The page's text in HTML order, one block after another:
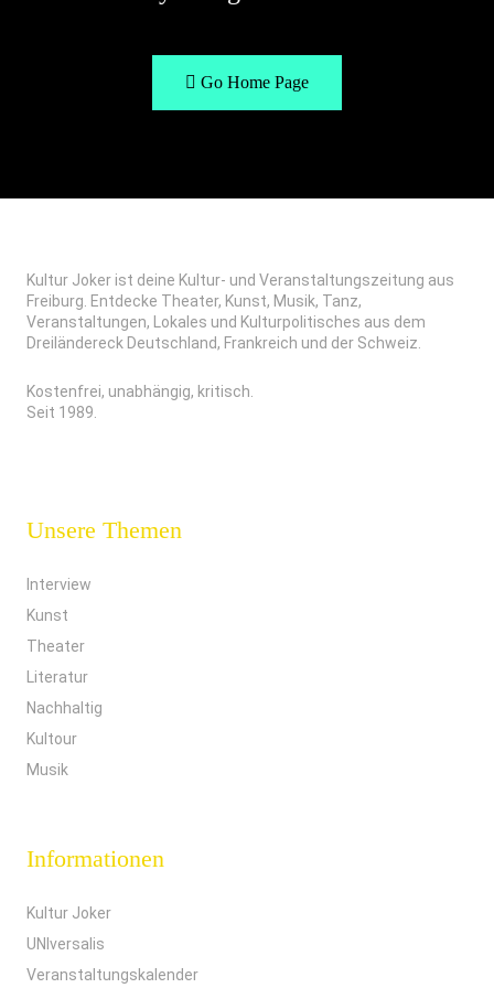
Go Home Page
Kultur Joker ist deine Kultur- und Veranstaltungszeitung aus
Freiburg. Entdecke Theater, Kunst, Musik, Tanz,
Veranstaltungen, Lokales und Kulturpolitisches aus dem
Dreiländereck Deutschland, Frankreich und der Schweiz.
Kostenfrei, unabhängig, kritisch.
Seit 1989.
Unsere Themen
Interview
Kunst
Theater
Literatur
Nachhaltig
Kultour
Musik
Informationen
Kultur Joker
UNIversalis
Veranstaltungskalender